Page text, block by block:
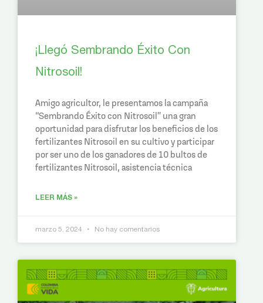
¡Llegó Sembrando Éxito Con
Nitrosoil!
Amigo agricultor, le presentamos la campaña
“Sembrando Éxito con Nitrosoil” una gran
oportunidad para disfrutar los beneficios de los
fertilizantes Nitrosoil en su cultivo y participar
por ser uno de los ganadores de 10 bultos de
fertilizantes Nitrosoil, asistencia técnica
LEER MÁS »
marzo 5, 2024 No hay comentarios